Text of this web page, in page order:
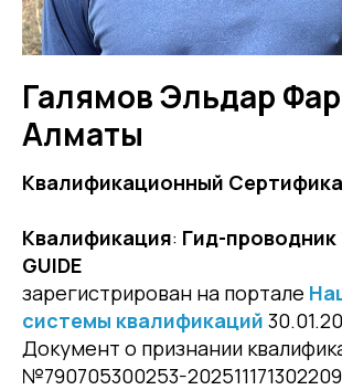
Галямов Эльдар
Алматы
Квалификационный
Квалификация: Гид-проводник
GUIDE
зарегистрирован на портале
системы квалификаций
Документ о признании
№790705300253-